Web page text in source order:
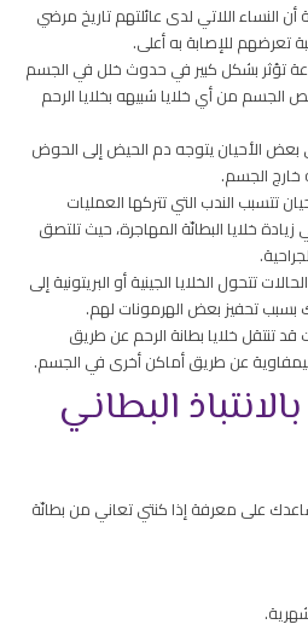
النساء اللاتي لدى عائلتهم تاريخ مرضي
تعرضهم للإصابة به أعلى.
تؤثر بشكل كبير في حدوث خلل في الجسم
الجسم من أي خلايا شبيهه بخلايا الرحم
بعض الأحيان يتوجه دم الحيض إلى الحوض
خارج الجسم.
تتسبب الندب التي تتركها العمليات
خلايا البطانّة المهاجرة، حيث تلتصق
تتحول الخلايا الجينية أو البريتونية إلى
بسبب تحفيز بعض الهرمونات لهم.
تنتقل خلايا بطانة الرحم عن طريق
عن طريق أماكن أخرى في الجسم.
البطاني
على معرفة إذا كنتي تعاني من بطانّة